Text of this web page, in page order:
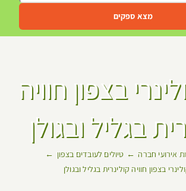
מצא ספקים
בצפון חוויה
בגליל ובגולן
אירועי חברה
טיולים לעובדים בצפון
בצפון חוויה קולינרית בגליל ובגולן